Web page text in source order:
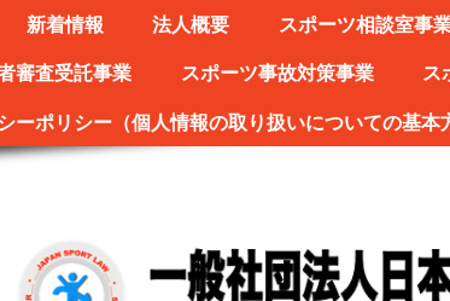
新着情報 法人概要 スポーツ相談室事
審査受託事業
スポーツ事故対策事業 ス
ーポリシー（個人情報の取り扱いについての基本